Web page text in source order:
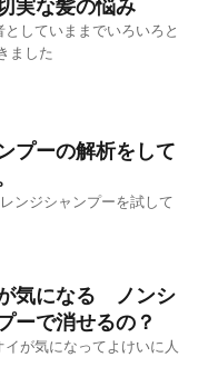
実な髪の悩み
していままでいろいろと
ました
プーの解析をして
ンジシャンプーを試して
気になる ノンシ
ーで消せるの？
が気になってよけいに人